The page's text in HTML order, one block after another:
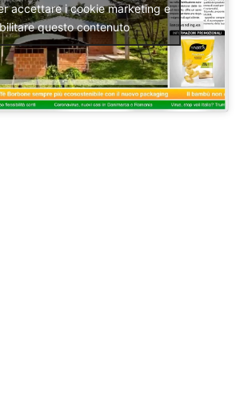
accettare i cookie marketing e
questo contenuto